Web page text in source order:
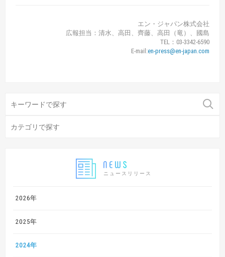
ニュースリリース
2026年
2025年
2024年
エン・ジャパン株式会社
広報担当：清水、高田、齊藤、高田（竜）、國島
TEL：03-3342-6590
E-mail:en-press@en-japan.com